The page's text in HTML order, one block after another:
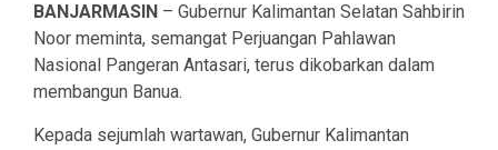
BANJARMASIN – Gubernur Kalimantan Selatan Sahbirin
Noor meminta, semangat Perjuangan Pahlawan
Nasional Pangeran Antasari, terus dikobarkan dalam
membangun Banua.
Kepada sejumlah wartawan, Gubernur Kalimantan